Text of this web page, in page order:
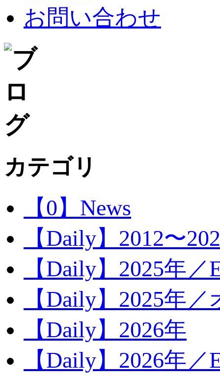
お問い合わせ
カテゴリ
【0】News
【Daily】2012〜
【Daily】2025年／
【Daily】2025年
【Daily】2026年
【Daily】2026年／